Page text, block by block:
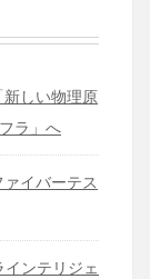
しい物理原
ラ」へ
イバーテス
ンテリジェ